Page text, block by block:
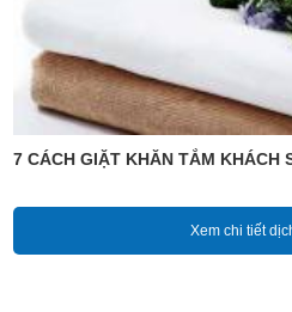
7 CÁCH GIẶT KHĂN TẮM KHÁCH
Xem chi tiết